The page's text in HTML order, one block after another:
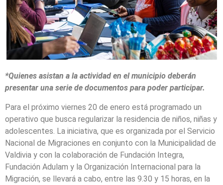
*Quienes asistan a la actividad en el municipio deberán
presentar una serie de documentos para poder participar.
Para el próximo viernes 20 de enero está programado un
operativo que busca regularizar la residencia de niños, niñas y
adolescentes. La iniciativa, que es organizada por el Servicio
Nacional de Migraciones en conjunto con la Municipalidad de
Valdivia y con la colaboración de Fundación Integra,
Fundación Adulam y la Organización Internacional para la
Migración, se llevará a cabo, entre las 9.30 y 15 horas, en la